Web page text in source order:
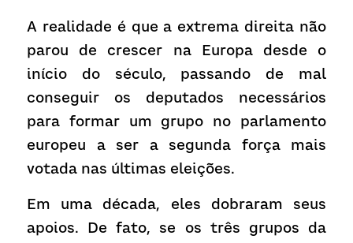
A realidade é que a extrema direita não
parou de crescer na Europa desde o
início do século, passando de mal
conseguir os deputados necessários
para formar um grupo no parlamento
europeu a ser a segunda força mais
votada nas últimas eleições.
Em uma década, eles dobraram seus
apoios. De fato, se os três grupos da